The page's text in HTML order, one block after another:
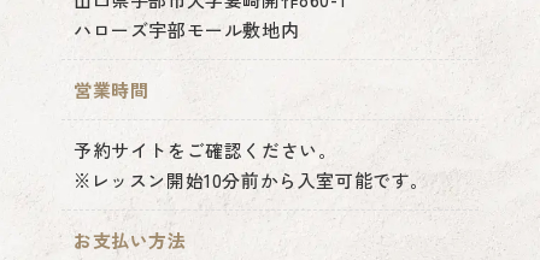
ハローズ宇部モール敷地内
営業時間
予約サイトをご確認ください。
※レッスン開始10分前から入室可能です。
お支払い方法